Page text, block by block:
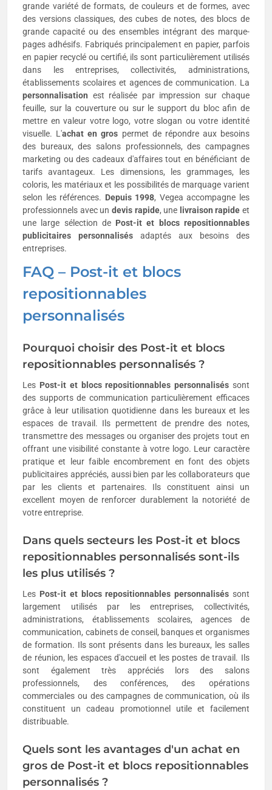
grande variété de formats, de couleurs et de formes, avec
des versions classiques, des cubes de notes, des blocs de
grande capacité ou des ensembles intégrant des marque-
pages adhésifs. Fabriqués principalement en papier, parfois
en papier recyclé ou certifié, ils sont particulièrement utilisés
dans les entreprises, collectivités, administrations,
établissements scolaires et agences de communication. La
personnalisation est réalisée par impression sur chaque
feuille, sur la couverture ou sur le support du bloc afin de
mettre en valeur votre logo, votre slogan ou votre identité
visuelle. L'achat en gros permet de répondre aux besoins
des bureaux, des salons professionnels, des campagnes
marketing ou des cadeaux d'affaires tout en bénéficiant de
tarifs avantageux. Les dimensions, les grammages, les
coloris, les matériaux et les possibilités de marquage varient
selon les références. Depuis 1998, Vegea accompagne les
professionnels avec un devis rapide, une livraison rapide et
une large sélection de Post-it et blocs repositionnables
publicitaires personnalisés adaptés aux besoins des
entreprises.
FAQ – Post-it et blocs
repositionnables
personnalisés
Pourquoi choisir des Post-it et blocs
repositionnables personnalisés ?
Les Post-it et blocs repositionnables personnalisés sont
des supports de communication particulièrement efficaces
grâce à leur utilisation quotidienne dans les bureaux et les
espaces de travail. Ils permettent de prendre des notes,
transmettre des messages ou organiser des projets tout en
offrant une visibilité constante à votre logo. Leur caractère
pratique et leur faible encombrement en font des objets
publicitaires appréciés, aussi bien par les collaborateurs que
par les clients et partenaires. Ils constituent ainsi un
excellent moyen de renforcer durablement la notoriété de
votre entreprise.
Dans quels secteurs les Post-it et blocs
repositionnables personnalisés sont-ils
les plus utilisés ?
Les Post-it et blocs repositionnables personnalisés sont
largement utilisés par les entreprises, collectivités,
administrations, établissements scolaires, agences de
communication, cabinets de conseil, banques et organismes
de formation. Ils sont présents dans les bureaux, les salles
de réunion, les espaces d'accueil et les postes de travail. Ils
sont également très appréciés lors des salons
professionnels, des conférences, des opérations
commerciales ou des campagnes de communication, où ils
constituent un cadeau promotionnel utile et facilement
distribuable.
Quels sont les avantages d'un achat en
gros de Post-it et blocs repositionnables
personnalisés ?